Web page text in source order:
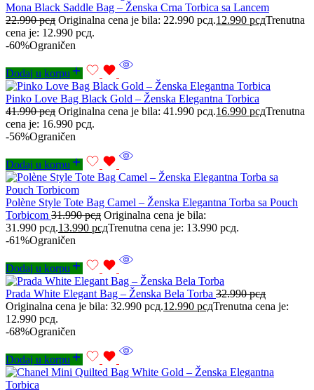
Mona Black Saddle Bag – Ženska Crna Torbica sa Lancem
22.990рсд Originalna cena je bila: 22.990 рсд.12.990 рсдTrenutna
cena je: 12.990 рсд.
-60%Ograničen
Dodaj u korpu
Pinko Love Bag Black Gold – Ženska Elegantna Torbica
41.990рсд Originalna cena je bila: 41.990 рсд.16.990 рсдTrenutna
cena je: 16.990 рсд.
-56%Ograničen
Dodaj u korpu
Polène Style Tote Bag Camel – Ženska Elegantna Torba sa Pouch
Torbicom 31.990рсд Originalna cena je bila:
31.990 рсд.13.990 рсдTrenutna cena je: 13.990 рсд.
-61%Ograničen
Dodaj u korpu
Prada White Elegant Bag – Ženska Bela Torba 32.990рсд
Originalna cena je bila: 32.990 рсд.12.990 рсдTrenutna cena je:
12.990 рсд.
-68%Ograničen
Dodaj u korpu